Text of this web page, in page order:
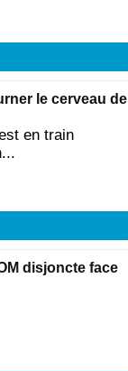
le cerveau de
en train
disjoncte face